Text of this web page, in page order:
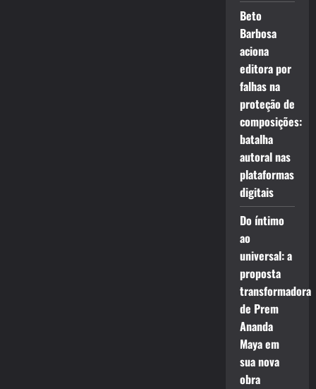
Beto
Barbosa
aciona
editora por
falhas na
proteção de
composições:
batalha
autoral nas
plataformas
digitais
Do íntimo
ao
universal: a
proposta
transformadora
de Prem
Ananda
Maya em
sua nova
obra